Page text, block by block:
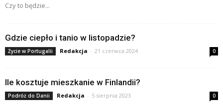
Czy to będzie...
Gdzie ciepło i tanio w listopadzie?
Życie w Portugalii Redakcja - 21 czerwca 2024 0
Ile kosztuje mieszkanie w Finlandii?
Podróż do Danii Redakcja - 5 sierpnia 2023 0